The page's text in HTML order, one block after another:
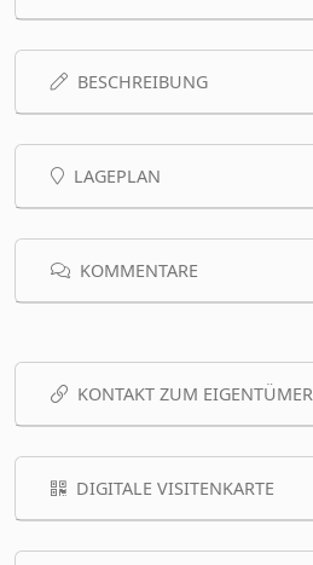
BESCHREIBUNG
LAGEPLAN
KOMMENTARE
KONTAKT ZUM EIGENTÜMER
DIGITALE VISITENKARTE